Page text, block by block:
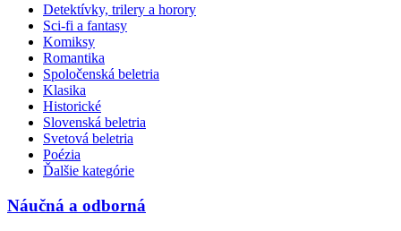
Detektívky, trilery a horory
Sci-fi a fantasy
Komiksy
Romantika
Spoločenská beletria
Klasika
Historické
Slovenská beletria
Svetová beletria
Poézia
Ďalšie kategórie
Náučná a odborná